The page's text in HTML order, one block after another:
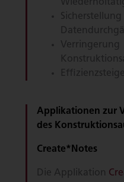
Sicherstellung
Verringerung
Applikationen zur
des
Create*Notes
Die Applikation